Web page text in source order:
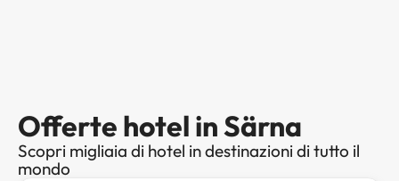
Offerte hotel in Särna
Scopri migliaia di hotel in destinazioni di tutto il
mondo